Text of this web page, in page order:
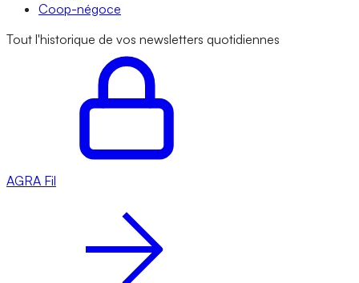
Coop-négoce
Tout l'historique de vos newsletters quotidiennes
AGRA Fil